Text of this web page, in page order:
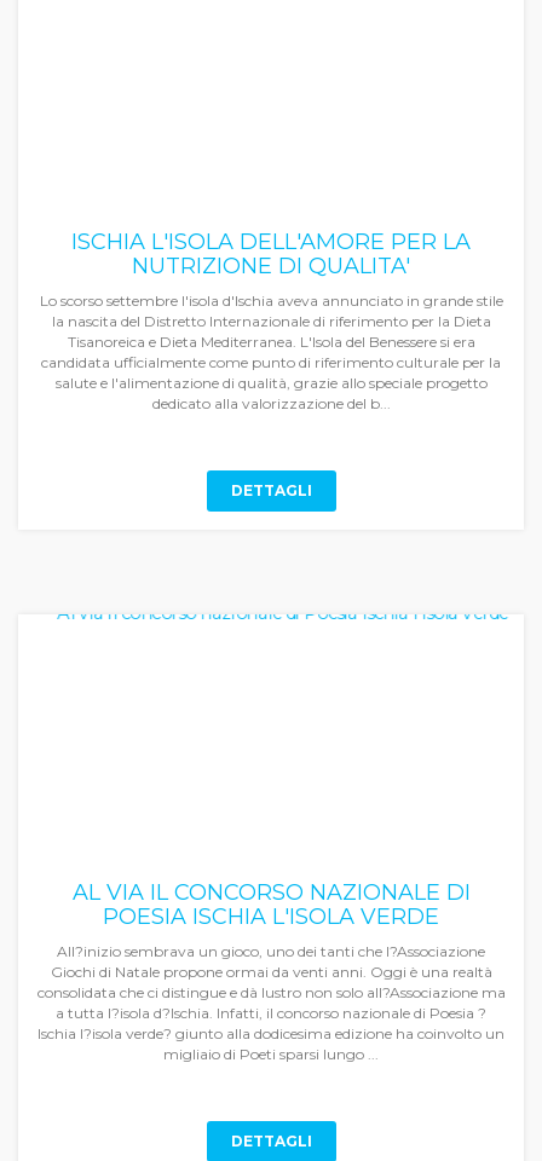
ISCHIA L'ISOLA DELL'AMORE PER LA
NUTRIZIONE DI QUALITA'
Lo scorso settembre l'isola d'Ischia aveva annunciato in grande stile
la nascita del Distretto Internazionale di riferimento per la Dieta
Tisanoreica e Dieta Mediterranea. L'Isola del Benessere si era
candidata ufficialmente come punto di riferimento culturale per la
salute e l'alimentazione di qualità, grazie allo speciale progetto
dedicato alla valorizzazione del b...
DETTAGLI
AL VIA IL CONCORSO NAZIONALE DI
POESIA ISCHIA L'ISOLA VERDE
All?inizio sembrava un gioco, uno dei tanti che l?Associazione
Giochi di Natale propone ormai da venti anni. Oggi è una realtà
consolidata che ci distingue e dà lustro non solo all?Associazione ma
a tutta l?isola d?Ischia. Infatti, il concorso nazionale di Poesia ?
Ischia l?isola verde? giunto alla dodicesima edizione ha coinvolto un
migliaio di Poeti sparsi lungo ...
DETTAGLI